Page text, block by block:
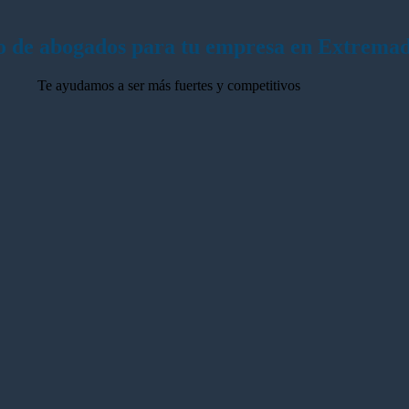
sector
de abogados para tu empresa en
Te ayudamos a ser más fuertes y competitivos